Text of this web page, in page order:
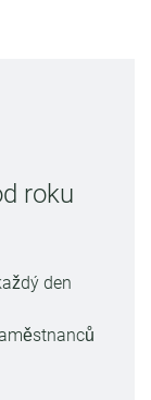
roku
den